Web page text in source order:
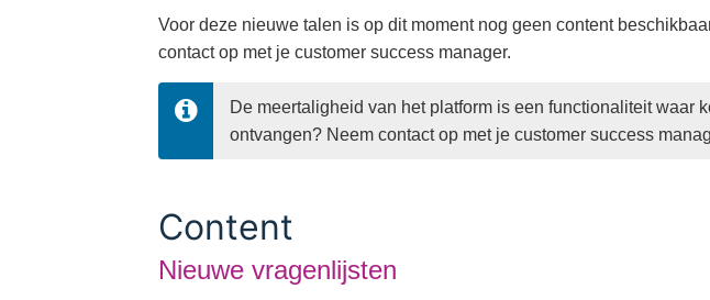
Voor deze nieuwe talen is op dit moment nog geen content
contact op met je customer success manager.
De meertaligheid van het platform is een functionaliteit waar
ontvangen? Neem contact op met je customer success
Content
Nieuwe vragenlijsten